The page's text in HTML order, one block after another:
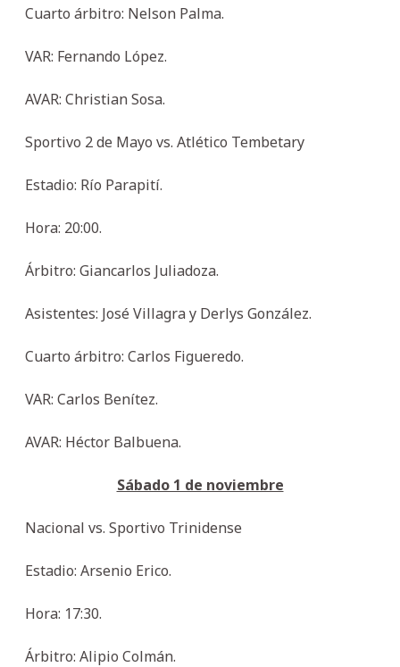
Cuarto árbitro: Nelson Palma.
VAR: Fernando López.
AVAR: Christian Sosa.
Sportivo 2 de Mayo vs. Atlético Tembetary
Estadio: Río Parapití.
Hora: 20:00.
Árbitro: Giancarlos Juliadoza.
Asistentes: José Villagra y Derlys González.
Cuarto árbitro: Carlos Figueredo.
VAR: Carlos Benítez.
AVAR: Héctor Balbuena.
Sábado 1 de noviembre
Nacional vs. Sportivo Trinidense
Estadio: Arsenio Erico.
Hora: 17:30.
Árbitro: Alipio Colmán.